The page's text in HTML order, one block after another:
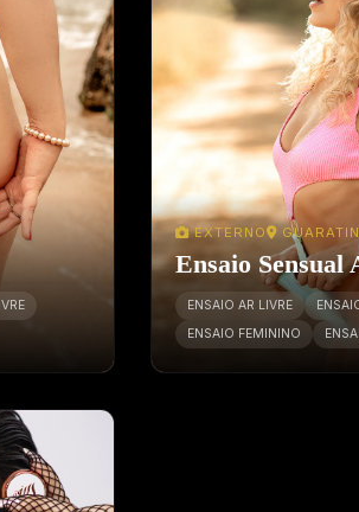
EXTERNO
Ensaio
ENSAIO AR LIVRE
ENSAIO FEMININO